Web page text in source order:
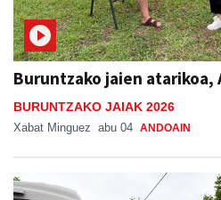
Buruntzako jaien atarikoa,
BURUNTZAKO JAIAK 2026
Xabat Minguez abu 04 ANDOAIN